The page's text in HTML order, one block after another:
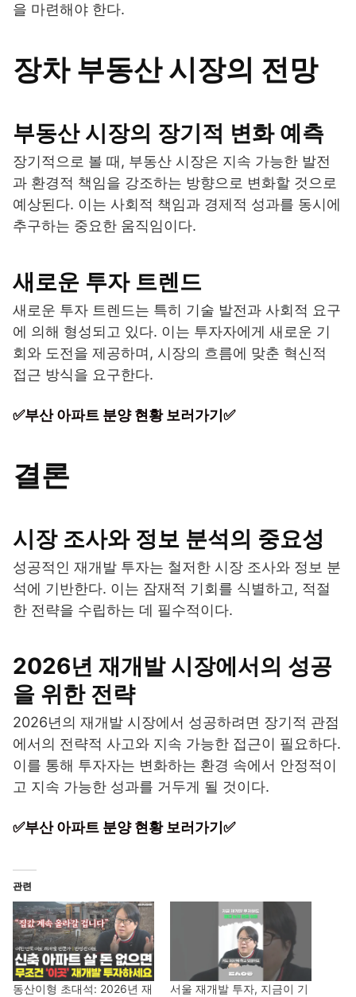
을 마련해야 한다.
장차 부동산 시장의 전망
부동산 시장의 장기적 변화 예측
장기적으로 볼 때, 부동산 시장은 지속 가능한 발전
과 환경적 책임을 강조하는 방향으로 변화할 것으로
예상된다. 이는 사회적 책임과 경제적 성과를 동시에
추구하는 중요한 움직임이다.
새로운 투자 트렌드
새로운 투자 트렌드는 특히 기술 발전과 사회적 요구
에 의해 형성되고 있다. 이는 투자자에게 새로운 기
회와 도전을 제공하며, 시장의 흐름에 맞춘 혁신적
접근 방식을 요구한다.
✅부산 아파트 분양 현황 보러가기✅
결론
시장 조사와 정보 분석의 중요성
성공적인 재개발 투자는 철저한 시장 조사와 정보 분
석에 기반한다. 이는 잠재적 기회를 식별하고, 적절
한 전략을 수립하는 데 필수적이다.
2026년 재개발 시장에서의 성공
을 위한 전략
2026년의 재개발 시장에서 성공하려면 장기적 관점
에서의 전략적 사고와 지속 가능한 접근이 필요하다.
이를 통해 투자자는 변화하는 환경 속에서 안정적이
고 지속 가능한 성과를 거두게 될 것이다.
✅부산 아파트 분양 현황 보러가기✅
관련
동산이형 초대석: 2026년 재
서울 재개발 투자, 지금이 기